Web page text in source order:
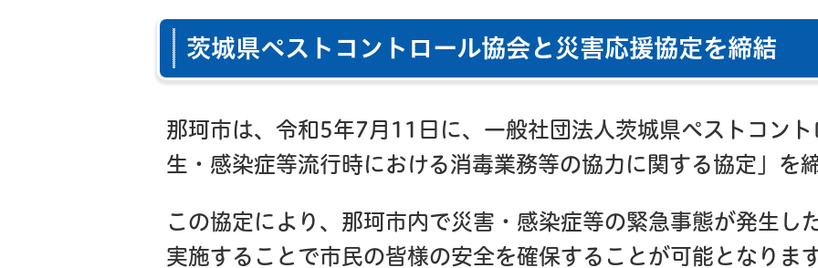
茨城県ペストコントロール協会と災害応援協定を締結
那珂市は、令和5年7月11日に、一般社団法人茨城県ペストコン
生・感染症等流行時における消毒業務等の協力に関する協定」を
この協定により、那珂市内で災害・感染症等の緊急事態が発生し
実施することで市民の皆様の安全を確保することが可能となりま